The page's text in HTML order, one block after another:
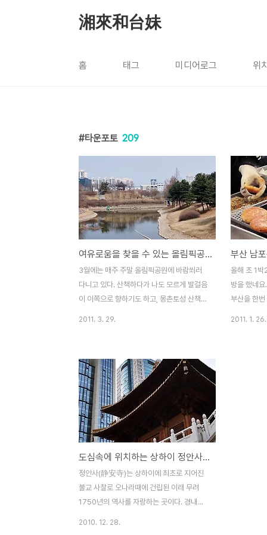
湘來和台妹
홈 태그 미디어로그 위
타운포토 209
여유로움을 찾을 수 있는 올림픽공원 스케치
3월에는 매주 주말 올림픽공원에 바람쐬러
다니고 있다. 산책하다가 나도 모르게 발걸음
이 이쪽으로 향하기도 하고, 몽촌토성 산책길
~) 그 반대쪽으로, 국민체육진흥공단쪽으로
돌아서 보면 왕따나무가 있는 곳으로 이동가
능하다 이젠 이곳 왕따나무가 있는 곳에는 또
새싹이 파릇파릇 돋아나고 있다. 사람들도 이
쪽 몽촌토성 산책길로 마실 나온듯^^ 연인 한
쌍은 자전거를 타고 즐겁게 고고씽~ 여유로
워보이는 주말 올림픽공원의 풍경이었다. 얼
른 저 잔디의 색이 녹색으로 쏴아아악 바뀌었
으면..
2011. 3. 29.
부산 남
올해 초 1박
방을 했네
부산을 한번
2011. 1. 26.
도심속에 위치하는 상하이 정안사(靜安寺)
정안사(静安寺)는 상하이에 최초로 지어진
불교 사찰로 오나라때에 건립된 이래 무려
1750년의 역사를 자랑하는 곳이다. 경내에
2010. 12. 28.